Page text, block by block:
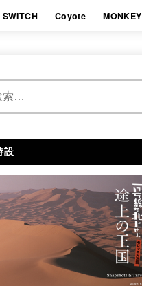
SWITCH Coyote MONKEY
設